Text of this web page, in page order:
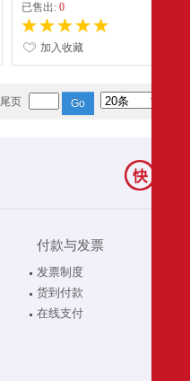
已售出:0
加入收藏
尾页
付款与发票
发票制度
货到付款
在线支付